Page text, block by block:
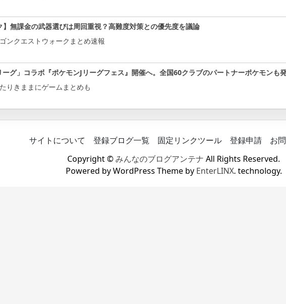
】無課金の武器選びは周回重視？高難度対策との優先度を議論
ンクエストウォークまとめ速報
ーグ」コラボ『ポケモンJリーグフェス』開催へ。全国60クラブのパートナーポケモンも
りきままにゲームまとめも
サイトについて 登録ブログ一覧 固定リンクツール 登録申請
お
Copyright ©みんなのブログアンテナ All Rights Reserved.
Powered by WordPress Theme by EnterLINX. technology.